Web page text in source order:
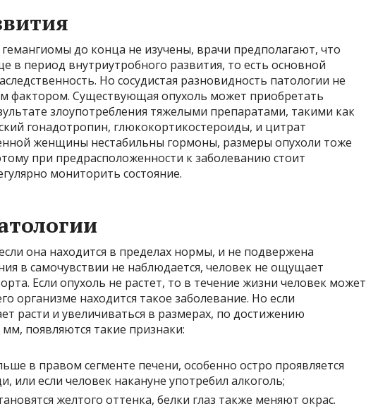
до конца не изучены, врачи предполагают, что
в период внутриутробного развития, то есть основной
Но сосудистая разновидность патологии не
фактором. Существующая опухоль может приобретать
злоупотребления тяжелыми препаратами, такими как
гонадотропин, глюкокортикостероиды, и цитрат
женщины нестабильны гормоны, размеры опухоли тоже
при предрасположенности к заболеванию стоит
мониторить состояние.
она находится в пределах нормы, и не подвержена
в самочувствии не наблюдается, человек не ощущает
Если опухоль не растет, то в течение жизни человек может
организме находится такое заболевание. Но если
расти и увеличиваться в размерах, по достижению
появляются такие признаки:
в правом сегменте печени, особенно остро проявляется
или если человек накануне употребил алкоголь;
желтого оттенка, белки глаз также меняют окрас.